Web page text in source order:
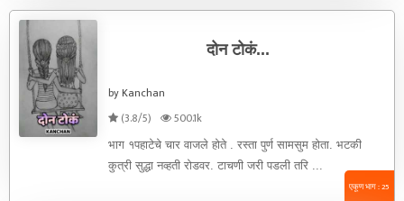
दोन टोकं...
by Kanchan
(3.8/5)
500.1k
भाग १पहाटेचे चार वाजले होते . रस्ता पुर्ण सामसुम होता. भटकी
कुत्री सुद्धा नव्हती रोडवर. टाचणी जरी पडली तरि ...
एकूण भाग : 25